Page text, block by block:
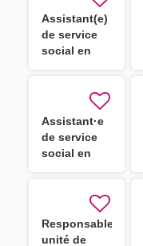
Assistant(e)
de service
social en
Assistant·e
de service
social en
Responsable
unité de